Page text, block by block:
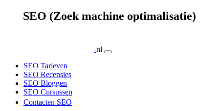
SEO (Zoek machine optimalisatie)
nl
SEO Tarieven
SEO Recensies
SEO Bloggen
SEO Cursussen
Contacten SEO